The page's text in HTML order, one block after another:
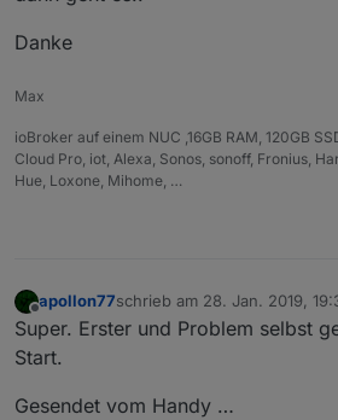
Danke
Max
ioBroker auf einem NUC ,16GB RAM, 120GB
Cloud Pro, iot, Alexa, Sonos, sonoff, Fronius,
Hue, Loxone, Mihome, …
Offline
apollon77schrieb am 28. Jan. 2019,
zuletzt editiert von
Super. Erster und Problem selbst
Start.
Gesendet vom Handy …